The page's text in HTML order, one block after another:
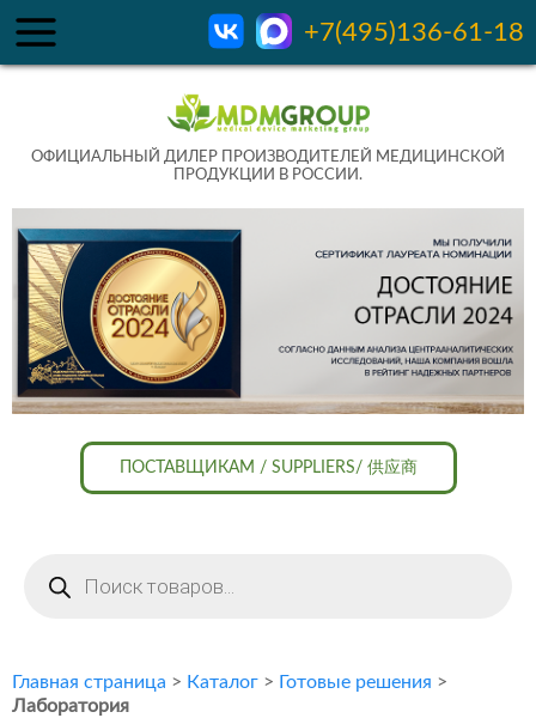
+7(495)136-61-18
ОФИЦИАЛЬНЫЙ ДИЛЕР ПРОИЗВОДИТЕЛЕЙ МЕДИЦИНСКОЙ
ПРОДУКЦИИ В РОССИИ.
ПОСТАВЩИКАМ / SUPPLIERS/ 供应商
товаров
Главная страница > Каталог > Готовые решения >
Лаборатория